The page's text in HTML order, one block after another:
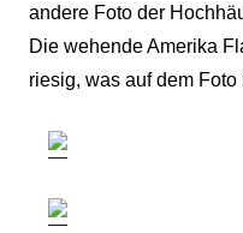
andere Foto der
Die wehende Amerika
riesig, was auf dem